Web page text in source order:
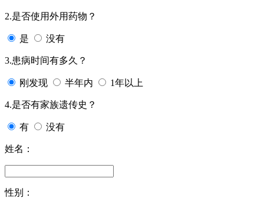
2.是否使用外用药物？
是 没有
3.患病时间有多久？
刚发现 半年内 1年以上
4.是否有家族遗传史？
有 没有
姓名：
性别：